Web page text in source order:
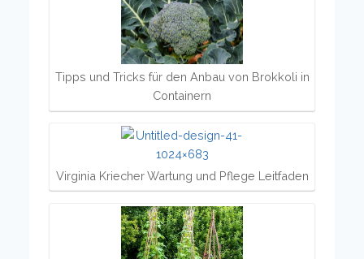
Tipps und Tricks für den Anbau von Brokkoli in
Containern
Virginia Kriecher Wartung und Pflege Leitfaden